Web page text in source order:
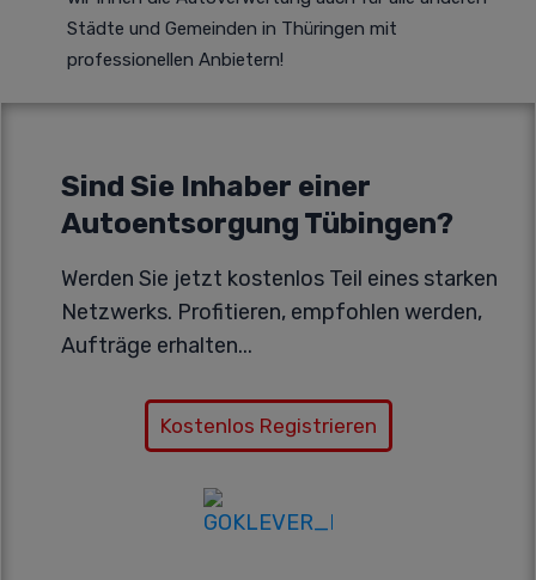
Städte und Gemeinden in Thüringen mit
professionellen Anbietern!
Sind Sie Inhaber einer
Autoentsorgung Tübingen?
Werden Sie jetzt kostenlos Teil eines starken
Netzwerks. Profitieren, empfohlen werden,
Aufträge erhalten...
Kostenlos Registrieren